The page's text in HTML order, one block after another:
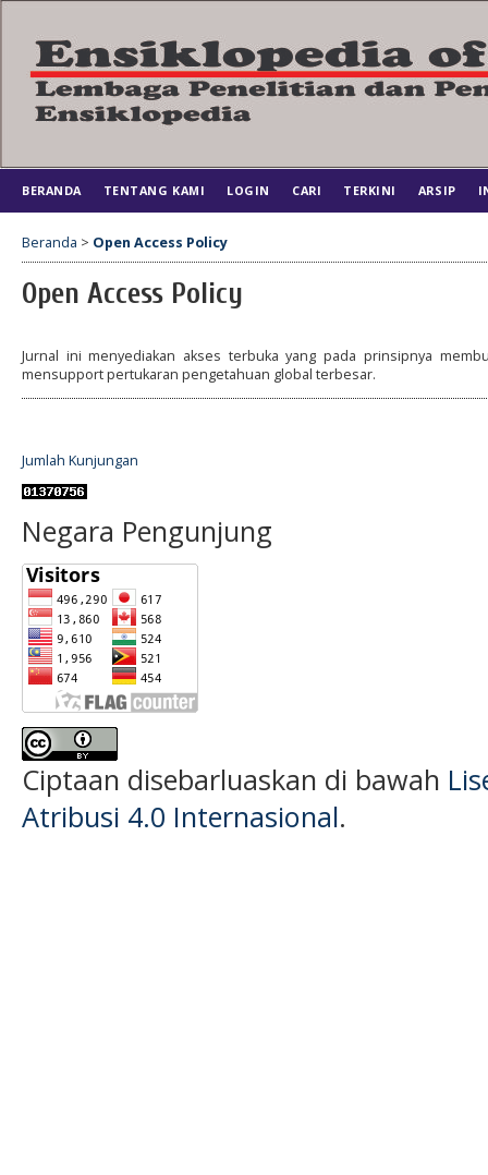
BERANDA TENTANG KAMI LOGIN CARI TERKINI ARSIP
Beranda > Open Access Policy
Open Access Policy
Jurnal ini menyediakan akses terbuka yang pada prinsipnya
mensupport pertukaran pengetahuan global terbesar.
Jumlah Kunjungan
Negara Pengunjung
Ciptaan disebarluaskan di bawah
Atribusi 4.0 Internasional.